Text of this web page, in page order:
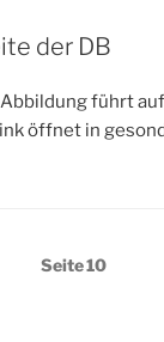
der DB
führt
öffnet in
Seite10